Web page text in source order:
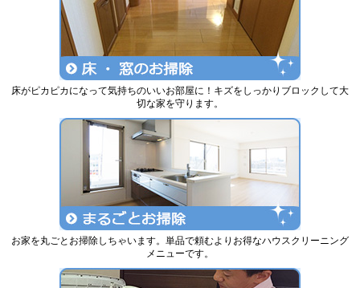
床がピカピカになって気持ちのいいお部屋に！キズをしっかりブロックして大
切な家を守ります。
お家を丸ごとお掃除しちゃいます。単品で頼むよりお得なハウスクリーニング
メニューです。